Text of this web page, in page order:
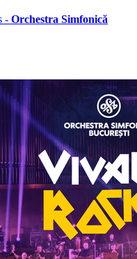
- Orchestra Simfonică